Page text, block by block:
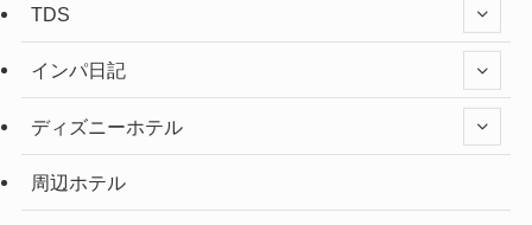
TDS
インパ日記
ディズニーホテル
周辺ホテル